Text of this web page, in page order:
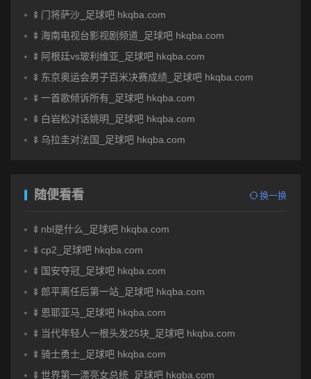
🍢门将萨沙_足球吧 hkqba.com
🍢海南电视台影视剧频道_足球吧 hkqba.com
🍢阿根廷vs玻利维亚_足球吧 hkqba.com
🍢东京奥运会男子百米决赛成绩_足球吧 hkqba.com
🍢一首歌倾诉所有_足球吧 hkqba.com
🍢白岩松对话姚明_足球吧 hkqba.com
🍢乌拉圭对法国_足球吧 hkqba.com
随便看看 换一换
🍢nbl是什么_足球吧 hkqba.com
🍢cp2_足球吧 hkqba.com
🍢国安夺冠_足球吧 hkqba.com
🍢郎平离任后第一站_足球吧 hkqba.com
🍢恩耶亚马_足球吧 hkqba.com
🍢当代年轻人一根头发25块_足球吧 hkqba.com
🍢骑士勇士_足球吧 hkqba.com
🍢世界第一漂亮女总统_足球吧 hkqba.com